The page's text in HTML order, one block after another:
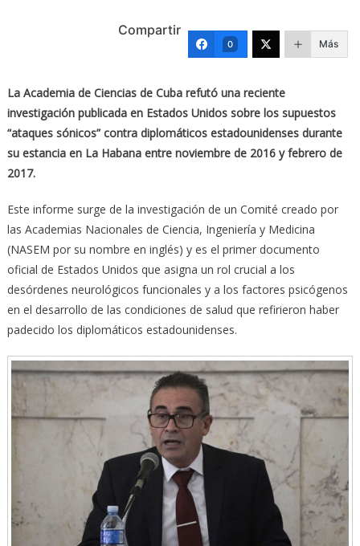
Compartir
0 Más
La Academia de Ciencias de Cuba refutó una reciente
investigación publicada en Estados Unidos sobre los supuestos
“ataques sónicos” contra diplomáticos estadounidenses durante
su estancia en La Habana entre noviembre de 2016 y febrero de
2017.
Este informe surge de la investigación de un Comité creado por
las Academias Nacionales de Ciencia, Ingeniería y Medicina
(NASEM por su nombre en inglés) y es el primer documento
oficial de Estados Unidos que asigna un rol crucial a los
desórdenes neurológicos funcionales y a los factores psicógenos
en el desarrollo de las condiciones de salud que refirieron haber
padecido los diplomáticos estadounidenses.